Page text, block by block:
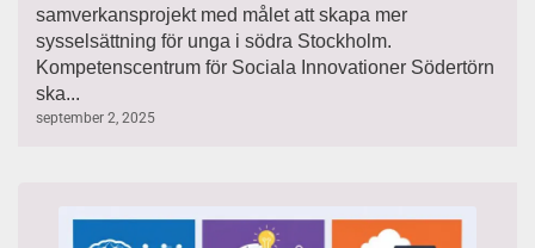
samverkansprojekt med målet att skapa mer
sysselsättning för unga i södra Stockholm.
Kompetenscentrum för Sociala Innovationer Södertörn
ska...
september 2, 2025